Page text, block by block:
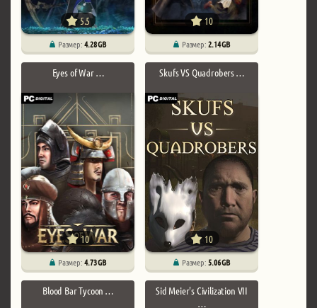
5.5
Размер:4.28 GB
10
Размер:2.14 GB
Eyes of War …
10
Размер:4.73 GB
Skufs VS Quadrobers …
10
Размер:5.06 GB
Blood Bar Tycoon …
Sid Meier's Civilization VII
…